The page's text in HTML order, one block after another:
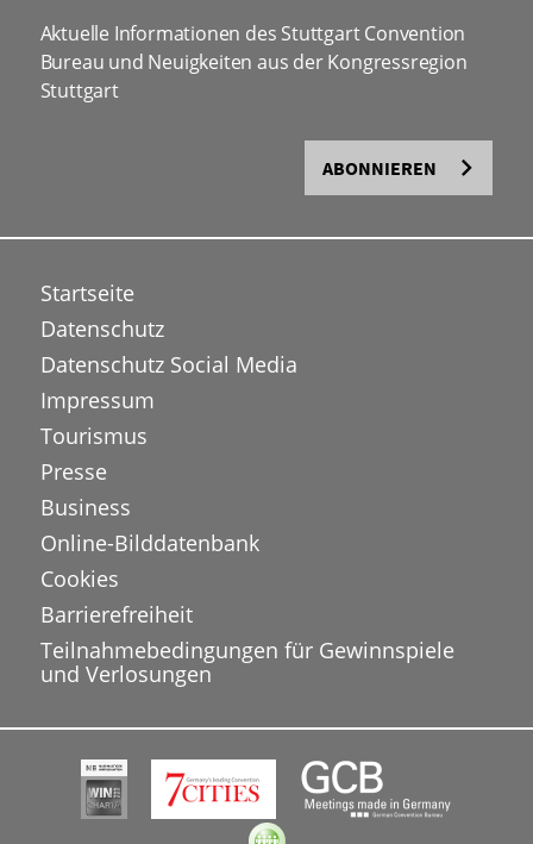
Aktuelle Informationen des Stuttgart Convention
Bureau und Neuigkeiten aus der Kongressregion
Stuttgart
ABONNIEREN
Startseite
Datenschutz
Datenschutz Social Media
Impressum
Tourismus
Presse
Business
Online-Bilddatenbank
Cookies
Barrierefreiheit
Teilnahmebedingungen für Gewinnspiele
und Verlosungen